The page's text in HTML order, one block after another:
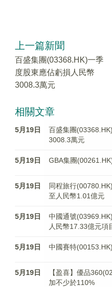
上一篇新聞
百盛集團(03368.HK)一季
度股東應佔虧損人民幣
3008.3萬元
相關文章
5月19日
百盛集團
3008.3萬元
5月19日 GBA集團
5月19日
同程旅行
至人民幣1.01億元
5月19日
中國通號
人民幣17.33億元項
5月19日 中國賽特
5月19日
【盈喜】優品
加不少於110%